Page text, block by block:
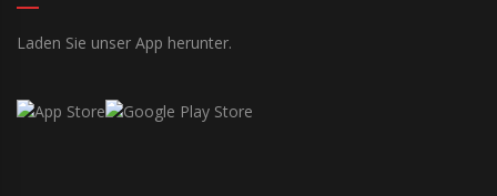
Laden Sie unser App herunter.